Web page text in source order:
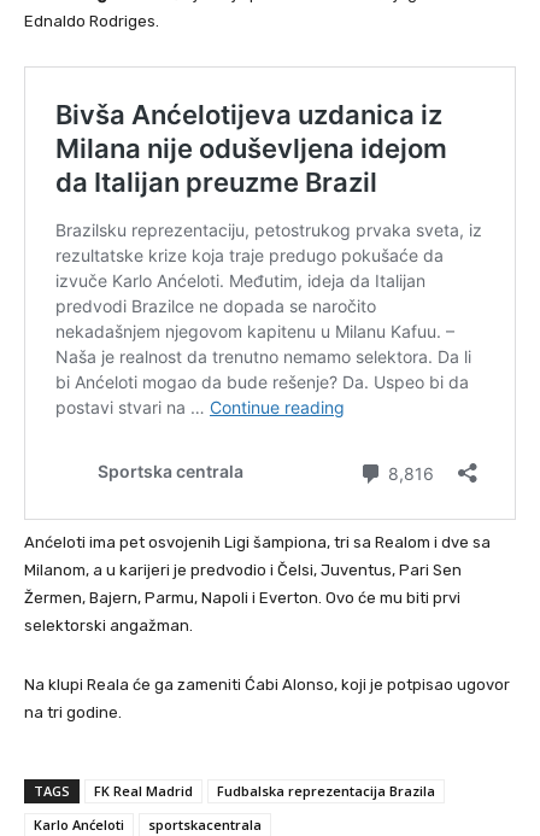
Ednaldo Rodriges.
Anćeloti ima pet osvojenih Ligi šampiona, tri sa Realom i dve sa
Milanom, a u karijeri je predvodio i Čelsi, Juventus, Pari Sen
Žermen, Bajern, Parmu, Napoli i Everton. Ovo će mu biti prvi
selektorski angažman.
Na klupi Reala će ga zameniti Ćabi Alonso, koji je potpisao ugovor
na tri godine.
TAGS FK Real Madrid
Fudbalska reprezentacija Brazila
Karlo Anćeloti
sportskacentrala